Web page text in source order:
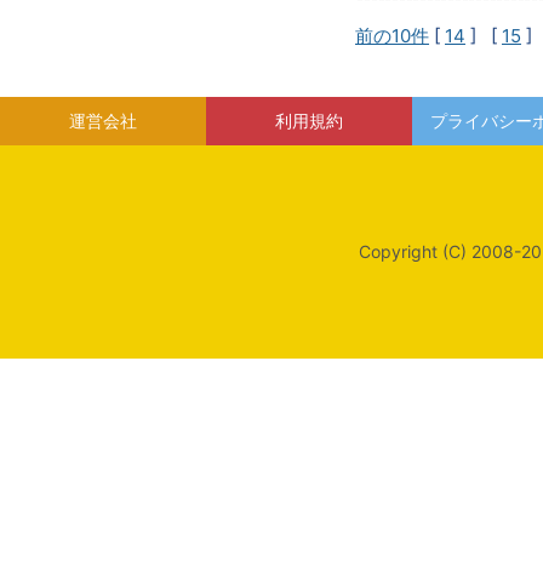
前の10件 [ 14 ] [ 15 ]
運営会社 利用規約 プライバシー
Copyright (C) 2008-